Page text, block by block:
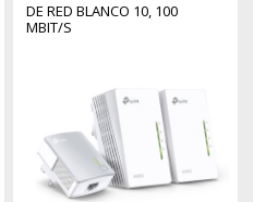
DE RED BLANCO 10, 100
MBIT/S